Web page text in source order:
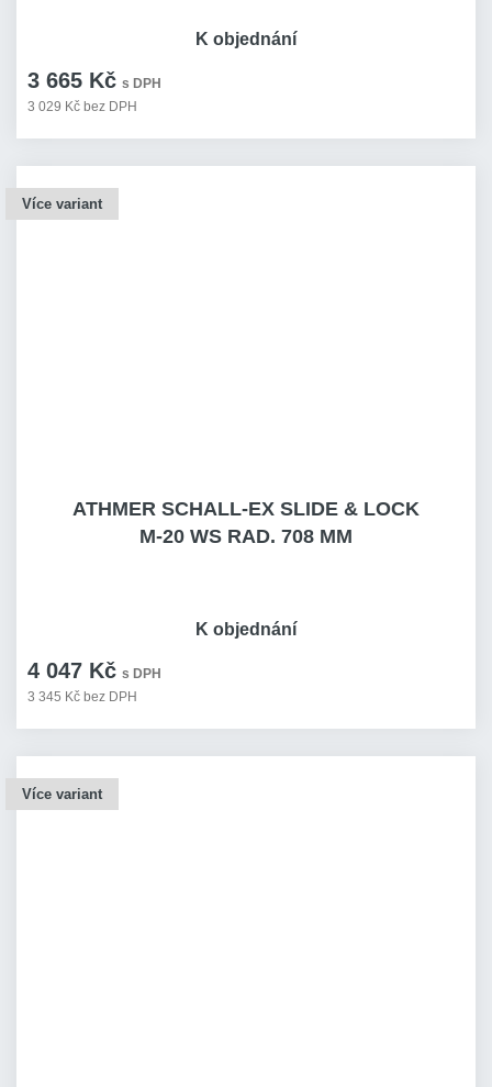
3 665 Kč s DPH
3 029 Kč bez DPH
K objednání
Více variant
ATHMER SCHALL-EX SLIDE & LOCK
M-20 WS RAD. 708 MM
4 047 Kč s DPH
3 345 Kč bez DPH
K objednání
Více variant